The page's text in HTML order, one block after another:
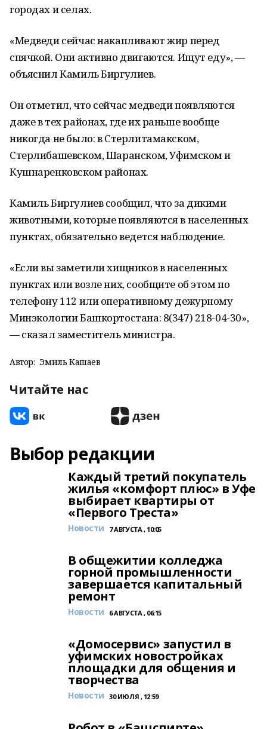
городах и селах.
«Медведи сейчас накапливают жир перед
спячкой. Они активно двигаются. Ищут еду», —
объяснил Камиль Биргулиев.
Он отметил, что сейчас медведи появляются
даже в тех районах, где их раньше вообще
никогда не было: в Стерлитамакском,
Стерлибашевском, Шаранском, Уфимском и
Кушнаренковском районах.
Камиль Биргулиев сообщил, что за дикими
животными, которые появляются в населенных
пунктах, обязательно ведется наблюдение.
«Если вы заметили хищников в населенных
пунктах или возле них, сообщите об этом по
телефону 112 или оперативному дежурному
Минэкологии Башкортостана: 8(347) 218-04-30»,
— сказал заместитель министра.
Автор: Эмиль Кашаев
Читайте нас
Выбор редакции
Каждый третий покупатель
жилья «комфорт плюс» в Уфе
выбирает квартиры от
«Первого Треста»
Новости 7 АВГУСТА , 10:05
В общежитии колледжа
горной промышленности
завершается капитальный
ремонт
Новости 6 АВГУСТА , 06:15
«Домосервис» запустил в
уфимских новостройках
площадки для общения и
творчества
Новости 30 ИЮЛЯ , 12:59